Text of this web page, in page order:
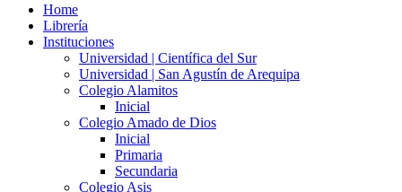
Home
Librería
Instituciones
Universidad | Científica del Sur
Universidad | San Agustín de Arequipa
Colegio Alamitos
Inicial
Colegio Amado de Dios
Inicial
Primaria
Secundaria
Colegio Asis